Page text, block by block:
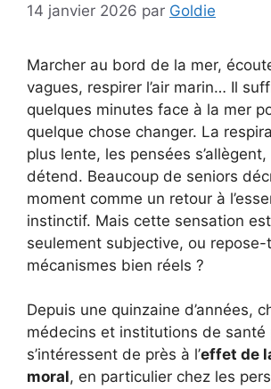
14 janvier 2026 par Goldie
Marcher au bord de la mer,
vagues, respirer l’air marin… Il
quelques minutes face à la mer
quelque chose changer. La
plus lente, les pensées
détend. Beaucoup de seniors
moment comme un retour à
instinctif. Mais cette sensation
seulement subjective, ou
mécanismes bien réels ?
Depuis une quinzaine d’années,
médecins et institutions de santé
s’intéressent de près à l’effet de
moral, en particulier chez les